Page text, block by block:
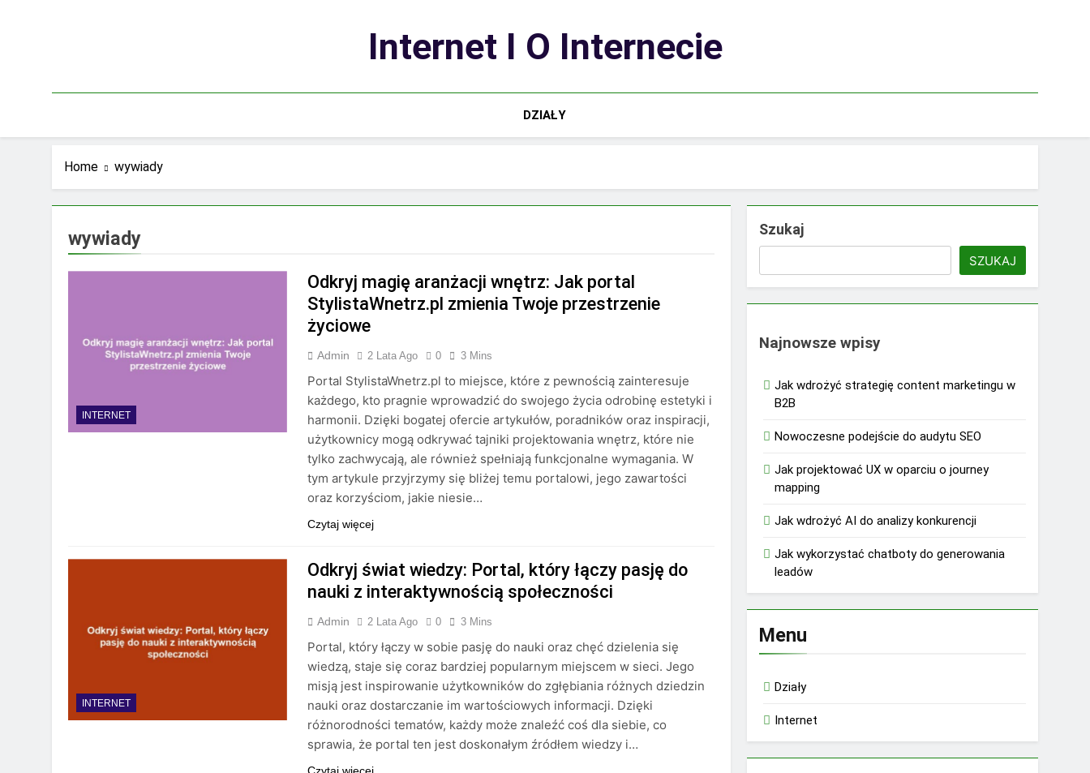
Internet I O Internecie
DZIAŁY
Home wywiady
wywiady
INTERNET
Odkryj magię aranżacji wnętrz: Jak portal
StylistaWnetrz.pl zmienia Twoje przestrzenie
życiowe
Admin 2 Lata Ago 0 3 Mins
Portal StylistaWnetrz.pl to miejsce, które z pewnością zainteresuje
każdego, kto pragnie wprowadzić do swojego życia odrobinę estetyki i
harmonii. Dzięki bogatej ofercie artykułów, poradników oraz inspiracji,
użytkownicy mogą odkrywać tajniki projektowania wnętrz, które nie
tylko zachwycają, ale również spełniają funkcjonalne wymagania. W
tym artykule przyjrzymy się bliżej temu portalowi, jego zawartości
oraz korzyściom, jakie niesie…
Czytaj więcej
INTERNET
Odkryj świat wiedzy: Portal, który łączy pasję do
nauki z interaktywnością społeczności
Admin 2 Lata Ago 0 3 Mins
Portal, który łączy w sobie pasję do nauki oraz chęć dzielenia się
wiedzą, staje się coraz bardziej popularnym miejscem w sieci. Jego
misją jest inspirowanie użytkowników do zgłębiania różnych dziedzin
nauki oraz dostarczanie im wartościowych informacji. Dzięki
różnorodności tematów, każdy może znaleźć coś dla siebie, co
sprawia, że portal ten jest doskonałym źródłem wiedzy i…
Szukaj
SZUKAJ
Najnowsze wpisy
Jak wdrożyć strategię content marketingu w
B2B
Nowoczesne podejście do audytu SEO
Jak projektować UX w oparciu o journey
mapping
Jak wdrożyć AI do analizy konkurencji
Jak wykorzystać chatboty do generowania
leadów
Menu
Działy
Internet